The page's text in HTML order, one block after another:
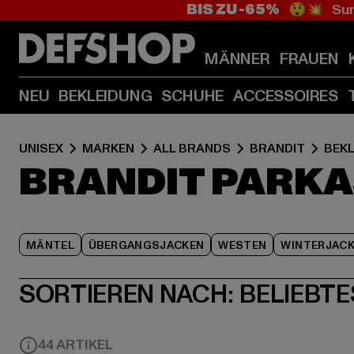
BIS ZU -65% 😲💥
MÄNNER FRAUEN
NEU BEKLEIDUNG SCHUHE ACCESSOIRES
UNISEX MARKEN ALL BRANDS BRANDIT
BRANDIT
MÄNTEL ÜBERGANGSJACKEN WESTEN
SORTIEREN NACH:
44 ARTIKEL